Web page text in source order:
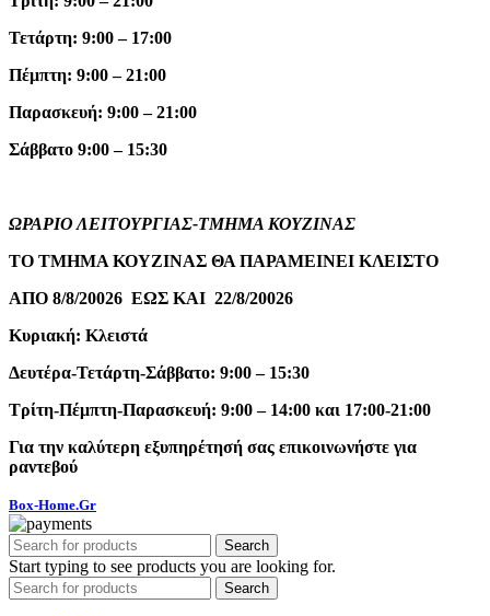
Τετάρτη: 9:00 – 17:00
Πέμπτη: 9:00 – 21:00
Παρασκευή: 9:00 – 21:00
Σάββατο 9:00 – 15:30
ΩΡΑΡΙΟ ΛΕΙΤΟΥΡΓΙΑΣ-ΤΜΗΜΑ ΚΟΥΖΙΝΑΣ
ΤΟ ΤΜΗΜΑ ΚΟΥΖΙΝΑΣ ΘΑ ΠΑΡΑΜΕΙΝΕΙ ΚΛΕΙΣΤΟ
ΑΠΟ 8/8/20026 ΕΩΣ ΚΑΙ 22/8/20026
Κυριακή: Κλειστά
Δευτέρα-Τετάρτη-Σάββατο: 9:00 – 15:30
Τρίτη-Πέμπτη-Παρασκευή: 9:00 – 14:00 και 17:00-21:00
Για την καλύτερη εξυπηρέτησή σας επικοινωνήστε για
ραντεβού
Box-Home.Gr
Search
Start typing to see products you are looking for.
Search